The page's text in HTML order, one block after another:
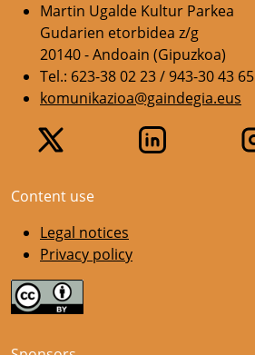
Martin Ugalde Kultur Parkea
Gudarien etorbidea z/g
20140 - Andoain (Gipuzkoa)
Tel.: 623-38 02 23 / 943-30 43 65
komunikazioa@gaindegia.eus
Content use
Legal notices
Privacy policy